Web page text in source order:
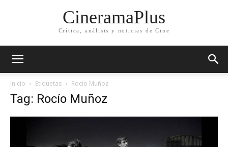
CineramaPlus
Crítica, análisis y noticias de Cine
Inicio Etiquetas Rocío Muñoz
Tag: Rocío Muñoz